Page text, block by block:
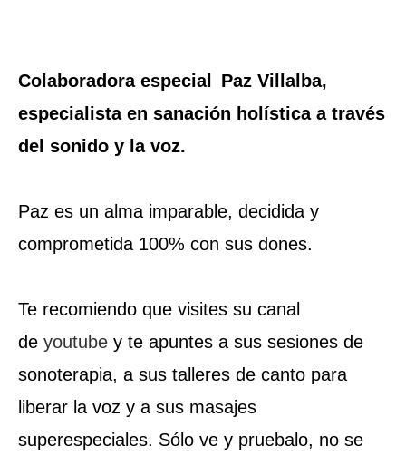
Colaboradora especial
Paz Villalba,
especialista en sanación holística a través
del sonido y la voz.
Paz es un alma imparable, decidida y
comprometida 100% con sus dones.
Te recomiendo que visites su canal
de youtube y te apuntes a sus sesiones de
sonoterapia, a sus talleres de canto para
liberar la voz y a sus masajes
superespeciales. Sólo ve y pruebalo, no se